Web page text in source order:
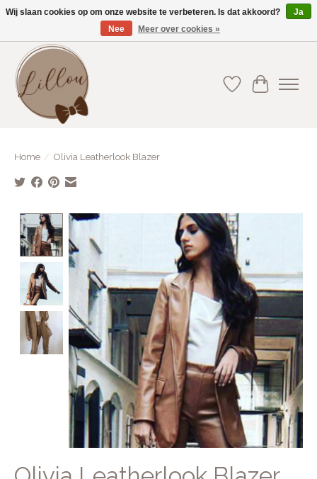
Gratis verzending vanaf €75(BE) en €100(NL)
Verlanglijst
Home / Olivia Leatherlook Blazer
Product image slideshow Items
Wij slaan cookies op om onze website te verbeteren. Is dat akkoord?
Ja
Nee
Meer over cookies »